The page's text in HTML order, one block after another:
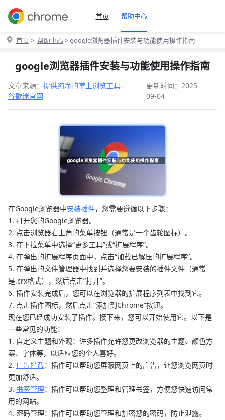
首页 帮助中心
首页 > 帮助中心> google浏览器插件安装与功能使用操作指南
google浏览器插件安装与功能使用操作指南
文章来源： 提供纯净的掌上浏览工具 -
谷歌迷官网
更新时间：2025-
09-04
在Google浏览器中安装插件，您需要遵循以下步骤：
1. 打开您的Google浏览器。
2. 点击浏览器右上角的菜单按钮（通常是一个齿轮图标）。
3. 在下拉菜单中选择“更多工具”或“扩展程序”。
4. 在弹出的扩展程序页面中，点击“加载已解压的扩展程序”。
5. 在弹出的文件管理器中找到并选择您要安装的插件文件（通常
是.crx格式），然后点击“打开”。
6. 插件安装完成后，您可以在浏览器的扩展程序列表中找到它。
7. 点击插件图标，然后点击“添加到Chrome”按钮。
现在您已经成功安装了插件。接下来，您可以开始使用它。以下是
一些常见的功能：
1. 自定义主题和外观：许多插件允许您更改浏览器的主题、颜色方
案、字体等，以适应您的个人喜好。
2. 广告拦截：插件可以帮助您屏蔽网页上的广告，让您浏览网页时
更加舒适。
3. 书签管理：插件可以帮助您整理和管理书签，方便您快速访问常
用的网站。
4. 密码管理：插件可以帮助您管理和加密您的密码，防止泄露。